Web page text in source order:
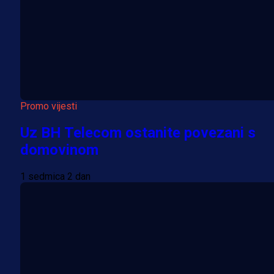
Promo vijesti
Uz BH Telecom ostanite povezani s
domovinom
1 sedmica 2 dan